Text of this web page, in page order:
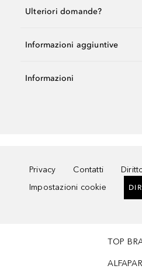
Ulteriori domande?
Informazioni aggiuntive
Informazioni
Privacy Contatti
Impostazioni cookie
TOP